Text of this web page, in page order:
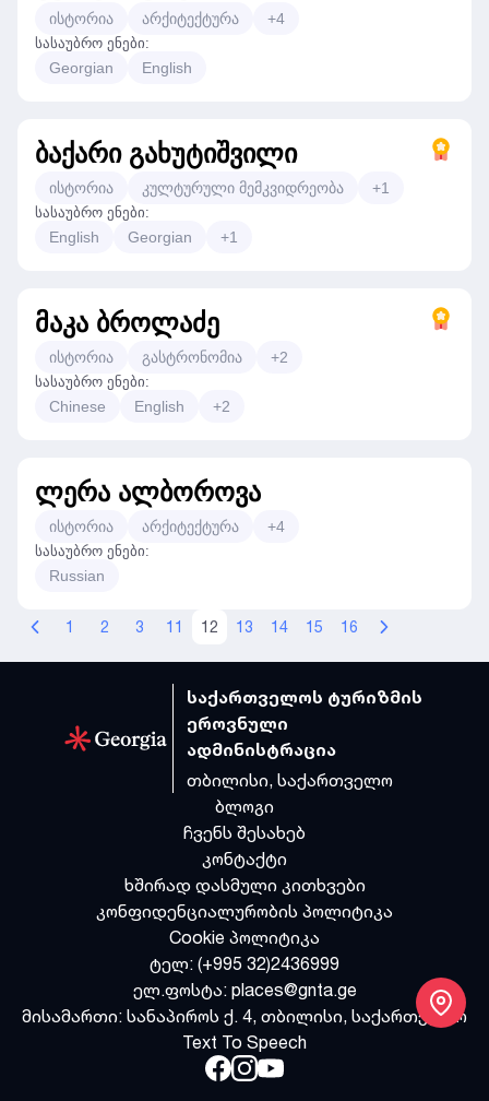
ისტორია არქიტექტურა +4
სასაუბრო ენები:
Georgian English
ბაქარი გახუტიშვილი
ისტორია კულტურული მემკვიდრეობა +1
სასაუბრო ენები:
English Georgian +1
მაკა ბროლაძე
ისტორია გასტრონომია +2
სასაუბრო ენები:
Chinese English +2
ლერა ალბოროვა
ისტორია არქიტექტურა +4
სასაუბრო ენები:
Russian
1 2 3 11 12 13 14 15 16
საქართველოს ტურიზმის
ეროვნული
ადმინისტრაცია
თბილისი, საქართველო
ბლოგი
ჩვენს შესახებ
კონტაქტი
ხშირად დასმული კითხვები
კონფიდენციალურობის პოლიტიკა
Cookie პოლიტიკა
ტელ: (+995 32)2436999
ელ.ფოსტა: places@gnta.ge
მისამართი: სანაპიროს ქ. 4, თბილისი, საქართველო
Text To Speech